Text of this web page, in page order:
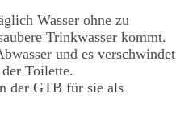
Wasser ohne zu
Trinkwasser kommt.
und es verschwindet
Toilette.
der GTB für sie als